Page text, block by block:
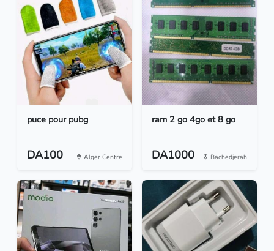
puce pour pubg
DA100 Alger Centre
ram 2 go 4go et 8 go
DA1000 Bachedjerah